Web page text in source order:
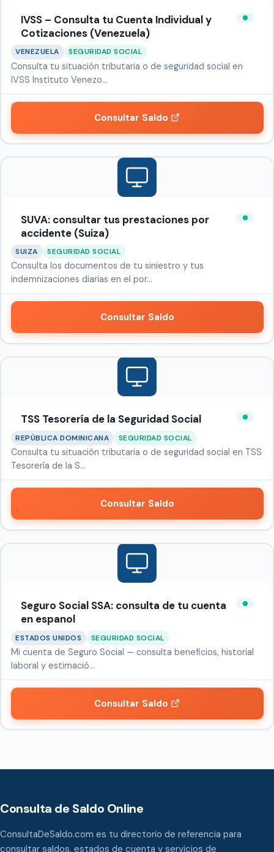
IVSS – Consulta tu Cuenta Individual y
Cotizaciones (Venezuela)
VENEZUELA SEGURIDAD SOCIAL
Consulta tu situación tributaria o de seguridad social en
IVSS Instituto Venezo…
Consultar Saldo
SUVA: consultar tus prestaciones por
accidente (Suiza)
SUIZA SEGURIDAD SOCIAL
Consulta los documentos de tu siniestro y tus
indemnizaciones diarias en el por…
Consultar Saldo
TSS Tesorería de la Seguridad Social
REPÚBLICA DOMINICANA SEGURIDAD SOCIAL
Consulta tu situación tributaria o de seguridad social en TSS
Tesorería de la S…
Consultar Saldo
Seguro Social SSA: consulta de tu cuenta
en espanol
ESTADOS UNIDOS SEGURIDAD SOCIAL
Mi cuenta de Seguro Social — consulta beneficios, historial
laboral y estimació…
Consultar Saldo
Consulta de Saldo Online
ConsultaDeSaldo.com es tu directorio de referencia para
consultar saldos, estados de cuenta y servicios de